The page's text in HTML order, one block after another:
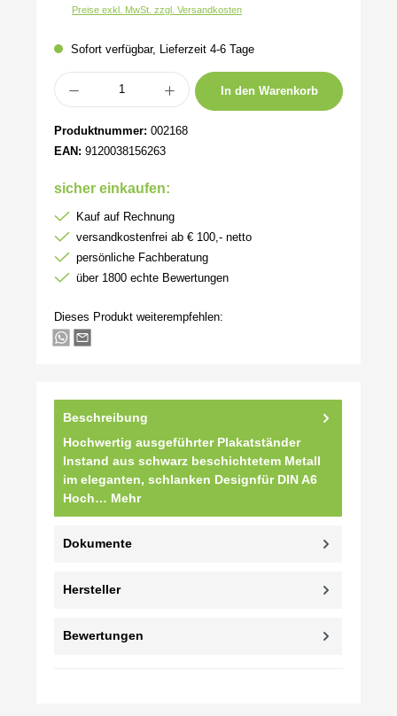
Preise exkl. MwSt. zzgl. Versandkosten
Sofort verfügbar, Lieferzeit 4-6 Tage
Produkt Anzahl: Gib den gewünschten Wert ein oder benutze die Schaltflächen
In den Warenkorb
Produktnummer: 002168
EAN: 9120038156263
sicher einkaufen:
Kauf auf Rechnung
versandkostenfrei ab € 100,- netto
persönliche Fachberatung
über 1800 echte Bewertungen
Dieses Produkt weiterempfehlen:
Beschreibung
Hochwertig ausgeführter Plakatständer
Instand aus schwarz beschichtetem Metall
im eleganten, schlanken Designfür DIN A6
Hoch… Mehr
Dokumente
Hersteller
Bewertungen